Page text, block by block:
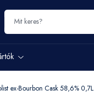
ex-Bourbon Cask 58,6% 0,7L